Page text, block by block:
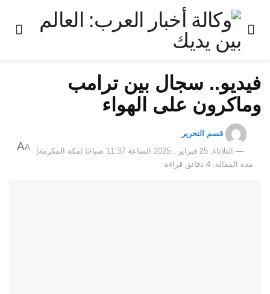
فيديو.. سجال بين ترامب
وماكرون على الهواء
قسم التحرير
الثلاثاء, 25 فبراير , 2025 الساعة 11:37 صباحًا (مكة المكرمة)
مدة المقالة: 4 دقائق قراءة
A
A